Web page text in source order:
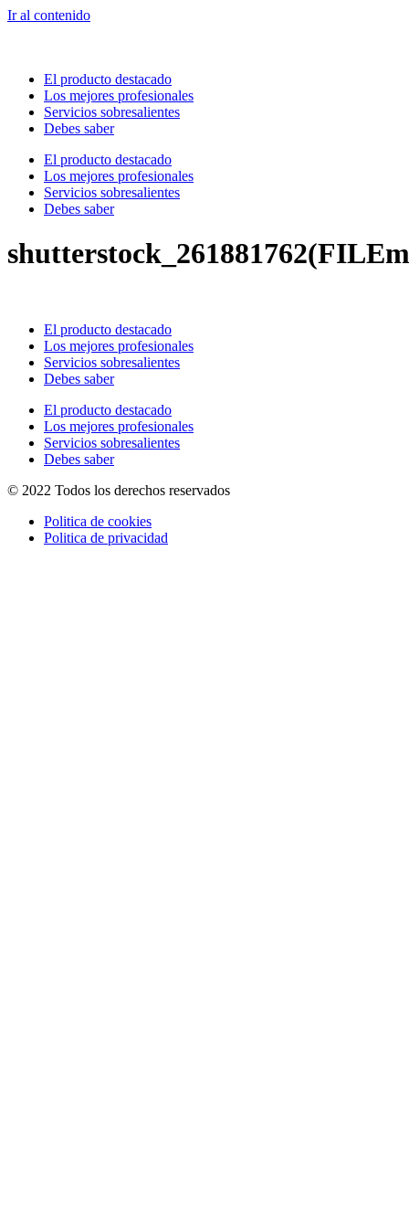
Ir al contenido
El producto destacado
Los mejores profesionales
Servicios sobresalientes
Debes saber
El producto destacado
Los mejores profesionales
Servicios sobresalientes
Debes saber
El producto destacado
Los mejores profesionales
Servicios sobresalientes
Debes saber
El producto destacado
Los mejores profesionales
Servicios sobresalientes
Debes saber
© 2022 Todos los derechos reservados
Politica de cookies
Politica de privacidad